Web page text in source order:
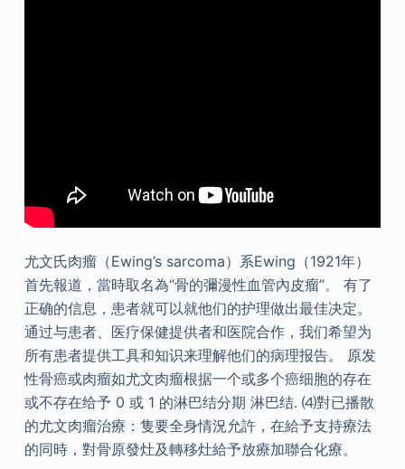
尤文氏肉瘤（Ewing’s sarcoma）系Ewing（1921年）
首先報道，當時取名為“骨的彌漫性血管內皮瘤”。 有了
正确的信息，患者就可以就他们的护理做出最佳决定。
通过与患者、医疗保健提供者和医院合作，我们希望为
所有患者提供工具和知识来理解他们的病理报告。 原发
性骨癌或肉瘤如尤文肉瘤根据一个或多个癌细胞的存在
或不存在给予 0 或 1 的淋巴结分期 淋巴结. ⑷對已播散
的尤文肉瘤治療：隻要全身情況允許，在給予支持療法
的同時，對骨原發灶及轉移灶給予放療加聯合化療。